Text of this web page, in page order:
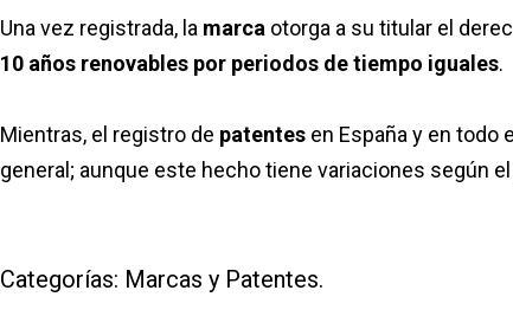
Una vez registrada, la marca otorga a su titular el
10 años renovables por periodos de tiempo iguales.
Mientras, el registro de patentes en España y en todo
general; aunque este hecho tiene variaciones según
Categorías: Marcas y Patentes.